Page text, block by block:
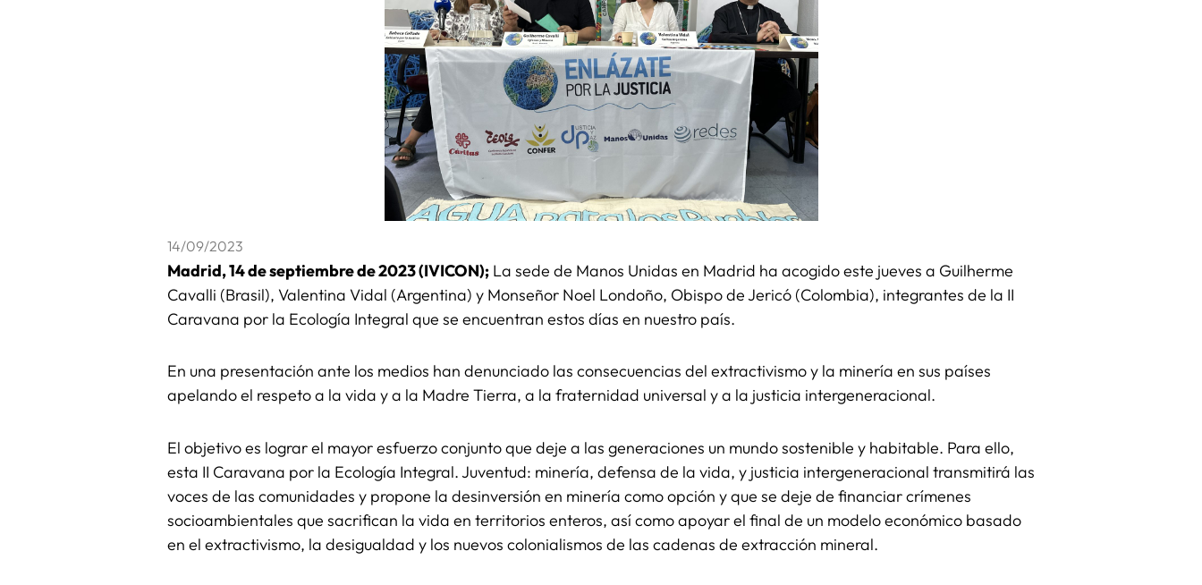
14/09/2023
Madrid, 14 de septiembre de 2023 (IVICON); La sede de Manos Unidas en Madrid ha acogido este jueves a Guilherme
Cavalli (Brasil), Valentina Vidal (Argentina) y Monseñor Noel Londoño, Obispo de Jericó (Colombia), integrantes de la II
Caravana por la Ecología Integral que se encuentran estos días en nuestro país.
En una presentación ante los medios han denunciado las consecuencias del extractivismo y la minería en sus países
apelando el respeto a la vida y a la Madre Tierra, a la fraternidad universal y a la justicia intergeneracional.
El objetivo es lograr el mayor esfuerzo conjunto que deje a las generaciones un mundo sostenible y habitable. Para ello,
esta II Caravana por la Ecología Integral. Juventud: minería, defensa de la vida, y justicia intergeneracional transmitirá las
voces de las comunidades y propone la desinversión en minería como opción y que se deje de financiar crímenes
socioambientales que sacrifican la vida en territorios enteros, así como apoyar el final de un modelo económico basado
en el extractivismo, la desigualdad y los nuevos colonialismos de las cadenas de extracción mineral.